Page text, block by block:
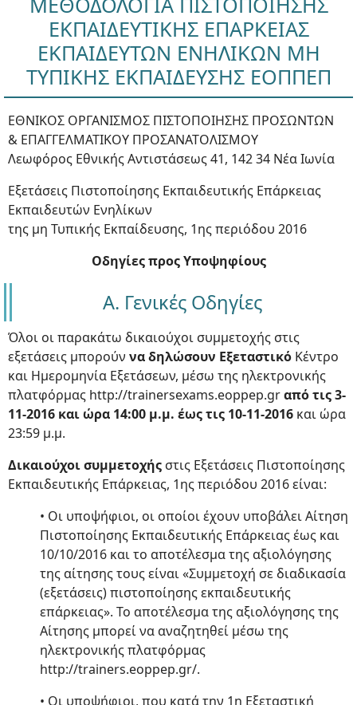
ΕΚΠΑΙΔΕΥΤΙΚΗΣ ΕΠΑΡΚΕΙΑΣ
ΕΚΠΑΙΔΕΥΤΩΝ ΕΝΗΛΙΚΩΝ ΜΗ
ΤΥΠΙΚΗΣ ΕΚΠΑΙΔΕΥΣΗΣ ΕΟΠΠΕΠ
ΕΘΝΙΚΟΣ ΟΡΓΑΝΙΣΜΟΣ ΠΙΣΤΟΠΟΙΗΣΗΣ ΠΡΟΣΩΝΤΩΝ
& ΕΠΑΓΓΕΛΜΑΤΙΚΟΥ ΠΡΟΣΑΝΑΤΟΛΙΣΜΟΥ
Λεωφόρος Εθνικής Αντιστάσεως 41, 142 34 Νέα Ιωνία
Εξετάσεις Πιστοποίησης Εκπαιδευτικής Επάρκειας
Εκπαιδευτών Ενηλίκων
της μη Τυπικής Εκπαίδευσης, 1ης περιόδου 2016
Οδηγίες προς Υποψηφίους
Α. Γενικές Οδηγίες
Όλοι οι παρακάτω δικαιούχοι συμμετοχής στις
εξετάσεις μπορούν να δηλώσουν Εξεταστικό Κέντρο
και Ημερομηνία Εξετάσεων, μέσω της ηλεκτρονικής
πλατφόρμας http://trainersexams.eoppep.grαπό τις 3-
11-2016 και ώρα 14:00 μ.μ. έως τις 10-11-2016 και ώρα
23:59 μ.μ.
Δικαιούχοι συμμετοχής στις Εξετάσεις Πιστοποίησης
Εκπαιδευτικής Επάρκειας, 1ης περιόδου 2016 είναι:
• Οι υποψήφιοι, οι οποίοι έχουν υποβάλει Αίτηση
Πιστοποίησης Εκπαιδευτικής Επάρκειας έως και
10/10/2016 και το αποτέλεσμα της αξιολόγησης
της αίτησης τους είναι «Συμμετοχή σε διαδικασία
(εξετάσεις) πιστοποίησης εκπαιδευτικής
επάρκειας». Το αποτέλεσμα της αξιολόγησης της
Αίτησης μπορεί να αναζητηθεί μέσω της
ηλεκτρονικής πλατφόρμας
http://trainers.eoppep.gr/.
• Οι υποψήφιοι, που κατά την 1η Εξεταστική